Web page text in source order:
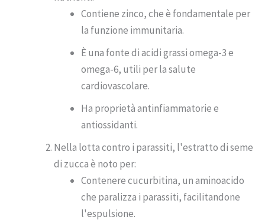
Contiene zinco, che è fondamentale per
la funzione immunitaria.
È una fonte di acidi grassi omega-3 e
omega-6, utili per la salute
cardiovascolare.
Ha proprietà antinfiammatorie e
antiossidanti.
Nella lotta contro i parassiti, l'estratto di seme
di zucca è noto per:
Contenere cucurbitina, un aminoacido
che paralizza i parassiti, facilitandone
l'espulsione.